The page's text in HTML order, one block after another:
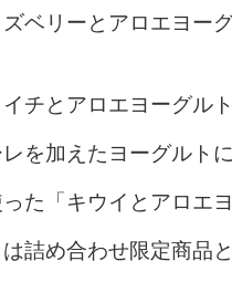
ズベリーとアロエヨー
チとアロエヨーグル
を加えたヨーグルト
た「キウイとアロエ
詰め合わせ限定商品